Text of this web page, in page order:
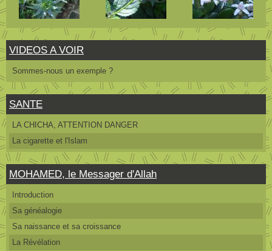
VIDEOS A VOIR
Sommes-nous un exemple ?
SANTE
LA CHICHA, ATTENTION DANGER
La cigarette et l'Islam
MOHAMED, le Messager d'Allah
Introduction
Sa généalogie
Sa naissance et sa croissance
La Révélation